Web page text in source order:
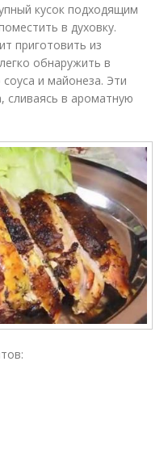
кусок подходящим
в духовку.
приготовить из
обнаружить в
и майонеза. Эти
сливаясь в ароматную